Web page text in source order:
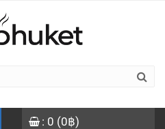
: 0 (0฿)